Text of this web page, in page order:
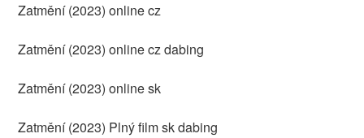
Zatmění (2023) online cz
Zatmění (2023) online cz dabing
Zatmění (2023) online sk
Zatmění (2023) Plný film sk dabing